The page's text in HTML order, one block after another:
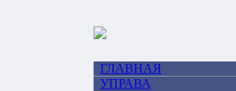
ГЛАВНАЯ
УПРАВА